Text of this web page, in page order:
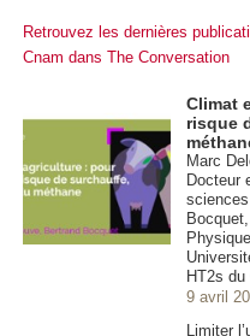
Retrouvez les dernières
Cnam dans The Conversation
Climat
risque
Marc
Docteur
HT2s du
9 avril
Limiter